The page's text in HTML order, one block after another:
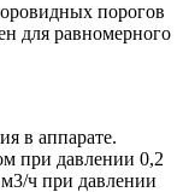
порогов
для равномерного
в аппарате.
при давлении 0,2
ч при давлении